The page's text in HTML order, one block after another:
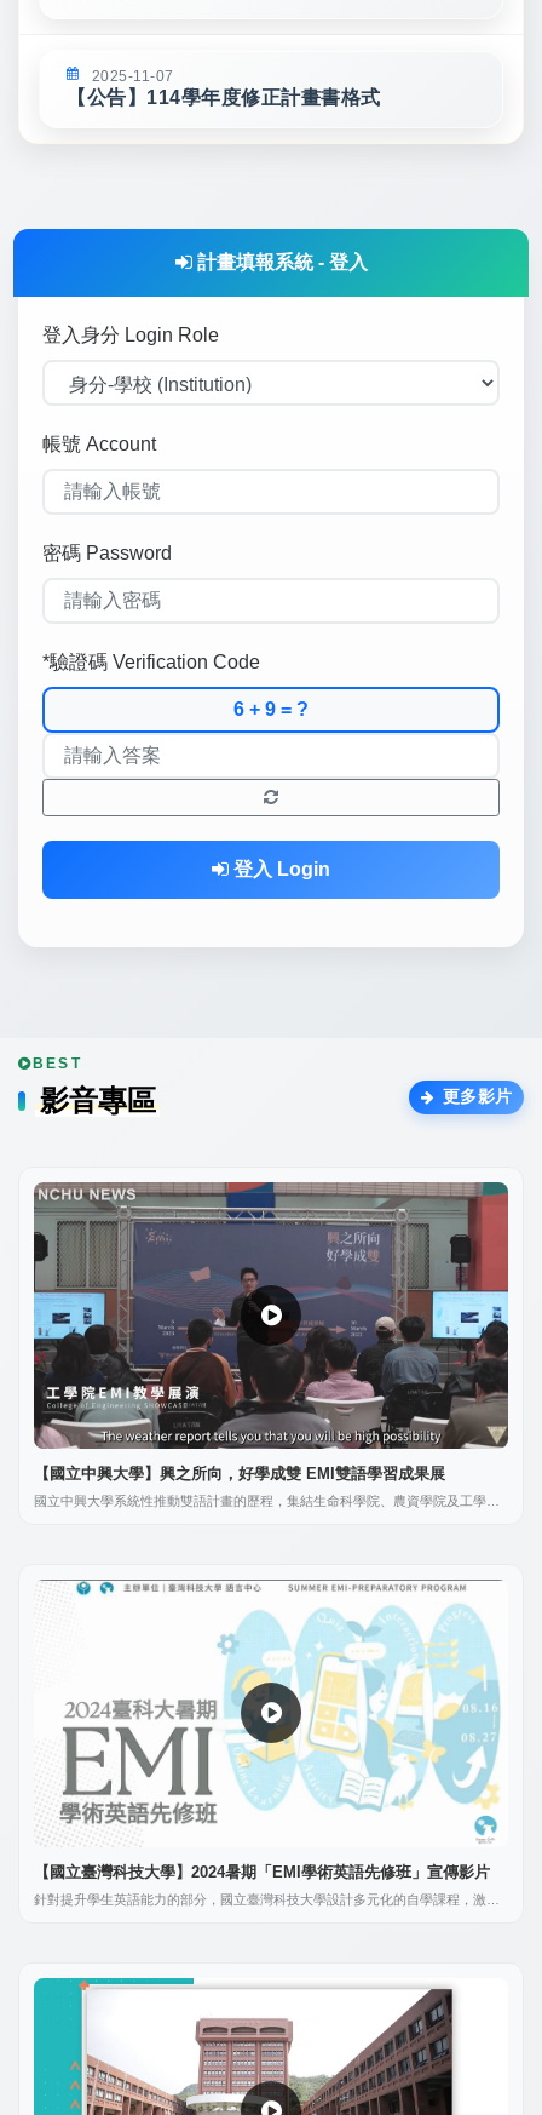
2025-11-07
【公告】114學年度修正計畫書格式
計畫填報系統 - 登入
計畫填報系統 - 登入
登入身分 Login Role
帳號 Account
密碼 Password
*驗證碼 Verification Code
6 + 9 = ?
登入 Login
BEST
影音專區 更多影片
【國立中興大學】興之所向，好學成雙 EMI雙語學習成果展
國立中興大學系統性推動雙語計畫的歷程，集結生命科學院、農資學院及工學院
【國立臺灣科技大學】2024暑期「EMI學術英語先修班」宣傳影片
針對提升學生英語能力的部分，國立臺灣科技大學設計多元化的自學課程，激發